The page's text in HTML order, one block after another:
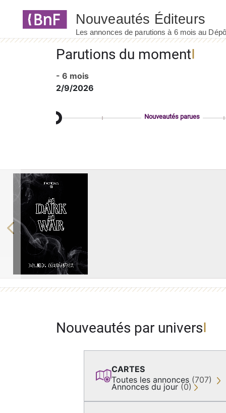
Parutions du moment
- 6 mois
2/9/2026
Nouveautés parues
Previous
Nouveautés par univers
CARTES
Toutes les annonces (707)
Annonces du jour (0)